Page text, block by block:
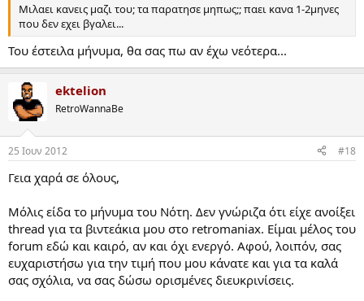
Μιλαει κανεις μαζι του; τα παρατησε μηπως;; παει κανα 1-2μηνες
που δεν εχει βγαλει...
Του έστειλα μήνυμα, θα σας πω αν έχω νεότερα...
ektelion
RetroWannaBe
25 Ιουν 2012 #18
Γεια χαρά σε όλους,
Μόλις είδα το μήνυμα του Νότη. Δεν γνώριζα ότι είχε ανοίξει
thread για τα βιντεάκια μου στο retromaniax. Είμαι μέλος του
forum εδώ και καιρό, αν και όχι ενεργό. Αφού, λοιπόν, σας
ευχαριστήσω για την τιμή που μου κάνατε και για τα καλά
σας σχόλια, να σας δώσω ορισμένες διευκρινίσεις.